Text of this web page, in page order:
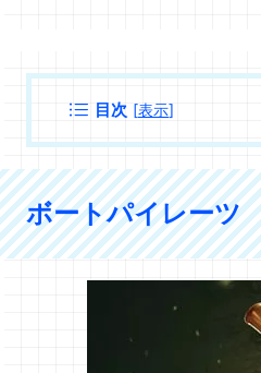
目次 [表示]
ボートパイレーツ